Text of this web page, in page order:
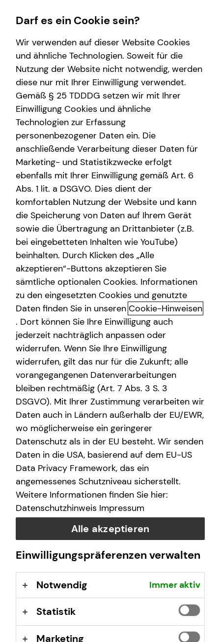
Wissenswertes
Über tecis
teamzukunft
Finanzberatung
Spezialisten-Netzwerk
Immobilienfinanzierung
Investment
Karriere-Infos
Karrierechancen
Robert Fortmeier
Teamleiter
Anrede
Titel
Vorname
Nachname
Adresse
Hausnummer
Postleitzahl
Telefonnummer
E-Mail
Nachricht
Ich habe die Informationen zumDatenschutz
gelesen
und bin damit einverstanden.
Ich bin damit einverstanden, dass mich tecis bzw.
selbstständige Vertriebspartner von tecis aufgrund
meiner obigen Anfrage kontaktieren dürfen. Diese
Fax, E-Mail) ohne Angaben von Gründen bei der
Darf es ein Cookie sein?
Wir verwenden auf dieser Website Cookies
und ähnliche Technologien. Soweit für die
Nutzung der Website nicht notwendig, werden
diese nur mit Ihrer Einwilligung verwendet.
Gemäß § 25 TDDDG setzen wir mit Ihrer
Einwilligung Cookies und ähnliche
Technologien zur Erfassung
personenbezogener Daten ein. Die
anschließende Verarbeitung dieser Daten für
Marketing- und Statistikzwecke erfolgt
ebenfalls mit Ihrer Einwilligung gemäß Art. 6
Abs. 1 lit. a DSGVO. Dies dient der
komfortablen Nutzung der Website und kann
die Speicherung von Daten auf Ihrem Gerät
sowie die Übertragung an Drittanbieter (z.B.
bei eingebetteten Inhalten wie YouTube)
beinhalten. Durch Klicken des „Alle
akzeptieren“-Buttons akzeptieren Sie
sämtliche optionalen Cookies. Informationen
zu den eingesetzten Cookies und genutzte
Daten finden Sie in unseren Cookie-Hinweisen
. Dort können Sie Ihre Einwilligung auch
jederzeit nachträglich anpassen oder
widerrufen. Wenn Sie Ihre Einwilligung
widerrufen, gilt das nur für die Zukunft; alle
vorangegangenen Datenverarbeitungen
bleiben rechtmäßig (Art. 7 Abs. 3 S. 3
DSGVO). Mit Ihrer Zustimmung verarbeiten wir
Daten auch in Ländern außerhalb der EU/EWR,
wo möglicherweise ein geringerer
Datenschutz als in der EU besteht. Wir senden
Daten in die USA, basierend auf dem EU-US
Data Privacy Framework, das ein
angemessenes Schutzniveau sicherstellt.
Weitere Informationen finden Sie hier:
Datenschutzhinweis Impressum
Alle akzeptieren
Einwilligungspräferenzen verwalten
Notwendig Immer aktiv
Statistik
Marketing